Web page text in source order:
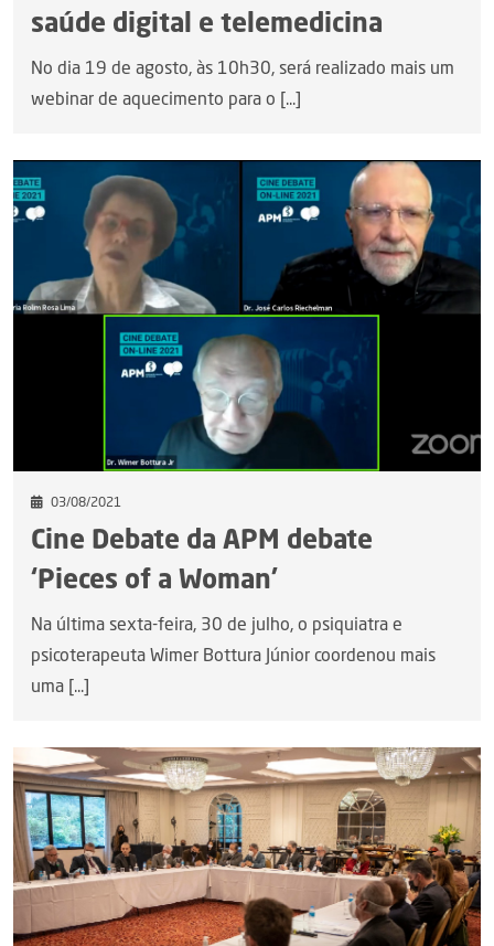
saúde digital e telemedicina
No dia 19 de agosto, às 10h30, será realizado mais um
webinar de aquecimento para o [...]
03/08/2021
Cine Debate da APM debate
‘Pieces of a Woman’
Na última sexta-feira, 30 de julho, o psiquiatra e
psicoterapeuta Wimer Bottura Júnior coordenou mais
uma [...]